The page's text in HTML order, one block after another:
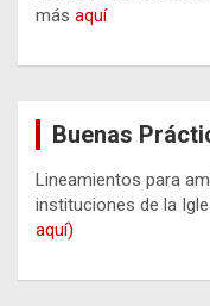
más aquí
Buenas
Lineamientos para
instituciones de la
aquí)